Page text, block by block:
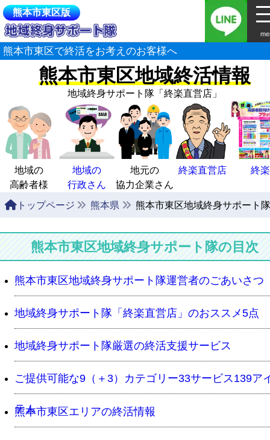
熊本市東区版
熊本市東区で終活をお考えのお客様へ
熊本市東区地域終活情報
地域終身サポート隊 「終楽直営店」
地域の
高齢者様
地域の
行政さん
地元の
協力企業さん
終楽直営店 終楽
トップページ 熊本県 熊本市東区地域終身サポート隊
熊本市東区地域終身サポート隊の目次
熊本市東区地域終身サポート隊運営者のごあいさつ
地域終身サポート隊「終楽直営店」のおススメ5点
地域終身サポート隊厳選の終活支援サービス
ご提供可能な9（＋3）カテゴリー33サービス139ア
テム
熊本市東区エリアの終活情報